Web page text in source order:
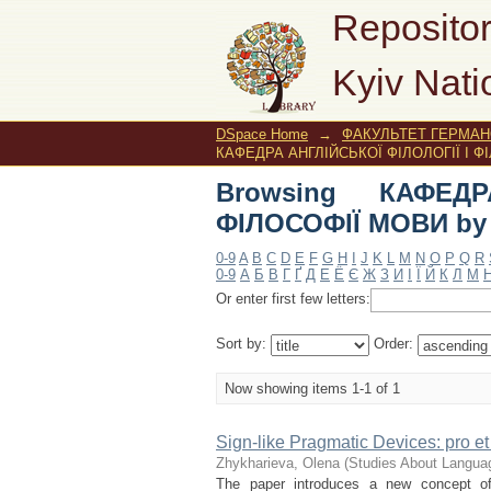
Kyiv
Browsing
"semiotics"
DSpace Home → ФАКУЛЬТЕТ
КАФЕДРА АНГЛІЙСЬКОЇ ФІЛОЛОГІЇ І
Browsing
ФІЛОСОФІЇ МОВИ by
0-9 A B C D E F G H J K L M N O P Q R
0-9 А Б В Г Ґ Д Е Ё Є Ж З И Й К Л М Н
Or enter first few letters:
Sort by: Order:
Now showing items 1-1 of 1
Sign-like Pragmatic Devices: pro
Zhykharieva, Olena (Studies About
The paper introduces a new concept